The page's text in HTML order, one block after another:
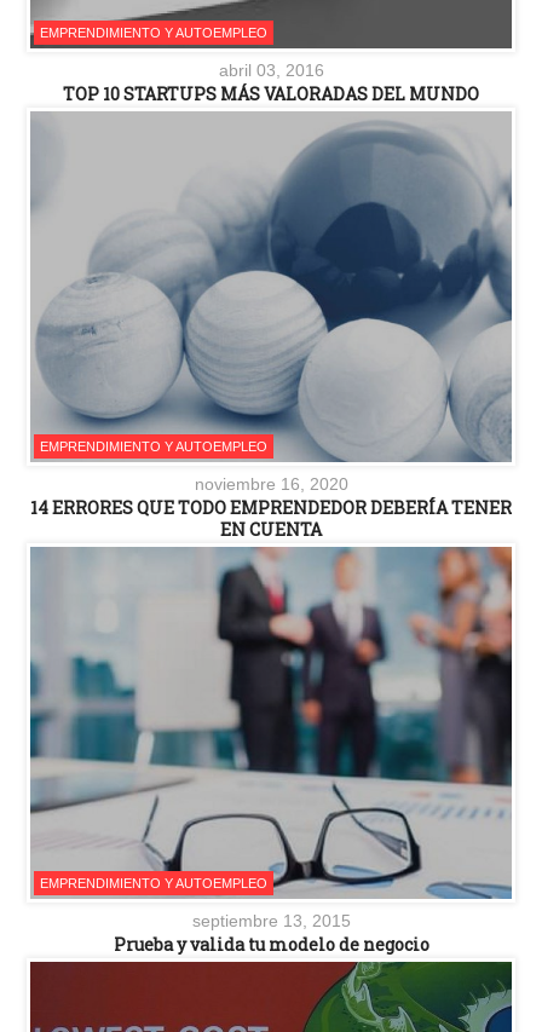
EMPRENDIMIENTO Y AUTOEMPLEO
abril 03, 2016
TOP 10 STARTUPS MÁS VALORADAS DEL MUNDO
EMPRENDIMIENTO Y AUTOEMPLEO
noviembre 16, 2020
14 ERRORES QUE TODO EMPRENDEDOR DEBERÍA TENER
EN CUENTA
EMPRENDIMIENTO Y AUTOEMPLEO
septiembre 13, 2015
Prueba y valida tu modelo de negocio